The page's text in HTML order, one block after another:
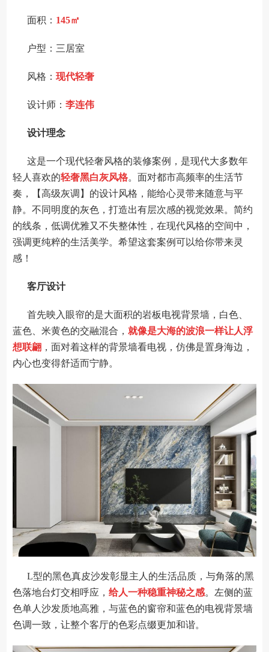
面积： 145㎡
户型：三居室
风格：现代轻奢
设计师：李连伟
设计理念
这是一个现代轻奢风格的装修案例，是现代大多数年
轻人喜欢的轻奢黑白灰风格。面对都市高频率的生活节
奏，【高级灰调】的设计风格，能给心灵带来随意与平
静。不同明度的灰色，打造出有层次感的视觉效果。简约
的线条，低调优雅又不失整体性，在现代风格的空间中，
强调更纯粹的生活美学。希望这套案例可以给你带来灵
感！
客厅设计
首先映入眼帘的是大面积的岩板电视背景墙，白色、
蓝色、米黄色的交融混合，就像是大海的波浪一样让人浮
想联翩 ，面对着这样的背景墙看电视，仿佛是置身海边，
内心也变得舒适而宁静。
L型的黑色真皮沙发彰显主人的生活品质，与角落的黑
色落地台灯交相呼应，给人一种稳重神秘之感。左侧的蓝
色单人沙发质地高雅，与蓝色的窗帘和蓝色的电视背景墙
色调一致，让整个客厅的色彩点缀更加和谐。